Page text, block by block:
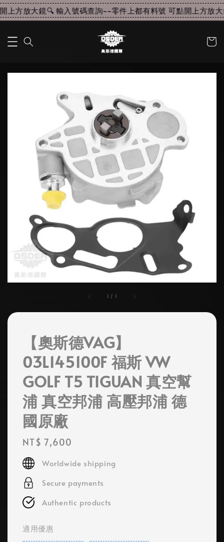
上方放大鏡🔍 輸入號碼查詢~~零件上都有料號 可點開上方放大
1 / 1
【奧斯德VAG】
03L145100F 福斯 VW
GOLF T5 TIGUAN 真空幫
浦 真空邦浦 高壓邦浦 德
國原廠
Regular
price
NT$ 7,600
Worldwide shipping
Secure payments
Authentic products
適用優惠